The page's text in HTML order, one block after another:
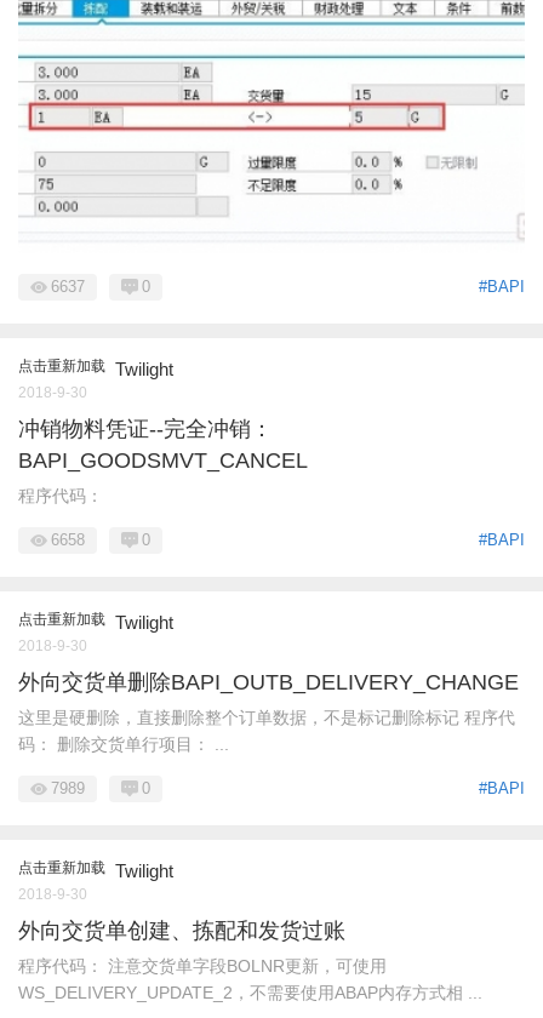
#BAPI
6637 0
点击重新加载 Twilight
2018-9-30
冲销物料凭证--完全冲销：
BAPI_GOODSMVT_CANCEL
程序代码：
#BAPI
6658 0
点击重新加载 Twilight
2018-9-30
外向交货单删除BAPI_OUTB_DELIVERY_CHANGE
这里是硬删除，直接删除整个订单数据，不是标记删除标记 程序代
码： 删除交货单行项目： ...
#BAPI
7989 0
点击重新加载 Twilight
2018-9-30
外向交货单创建、拣配和发货过账
程序代码： 注意交货单字段BOLNR更新，可使用
WS_DELIVERY_UPDATE_2，不需要使用ABAP内存方式相 ...